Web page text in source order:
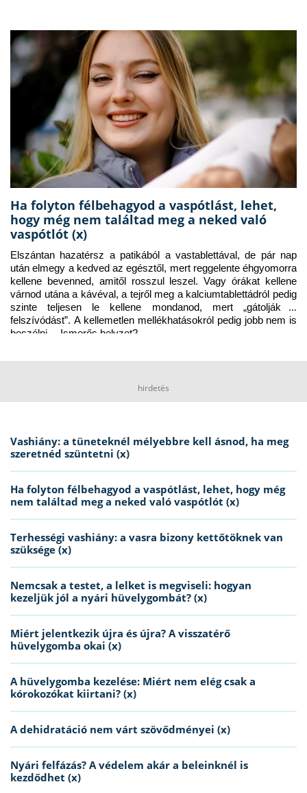
Ha folyton félbehagyod a vaspótlást, lehet,
hogy még nem találtad meg a neked való
vaspótlót (x)
Elszántan hazatérsz a patikából a vastablettával, de pár nap
után elmegy a kedved az egésztől, mert reggelente éhgyomorra
kellene bevenned, amitől rosszul leszel. Vagy órákat kellene
várnod utána a kávéval, a tejről meg a kalciumtablettádról pedig
szinte teljesen le kellene mondanod, mert „gátolják a
felszívódást”. A kellemetlen mellékhatásokról pedig jobb nem is
beszélni… Ismerős helyzet?
hirdetés
Vashiány: a tüneteknél mélyebbre kell ásnod, ha meg
szeretnéd szüntetni (x)
Ha folyton félbehagyod a vaspótlást, lehet, hogy még
nem találtad meg a neked való vaspótlót (x)
Terhességi vashiány: a vasra bizony kettőtöknek van
szüksége (x)
Nemcsak a testet, a lelket is megviseli: hogyan
kezeljük jól a nyári hüvelygombát? (x)
Miért jelentkezik újra és újra? A visszatérő
hüvelygomba okai (x)
A hüvelygomba kezelése: Miért nem elég csak a
kórokozókat kiirtani? (x)
A dehidratáció nem várt szövődményei (x)
Nyári felfázás? A védelem akár a beleinknél is
kezdődhet (x)